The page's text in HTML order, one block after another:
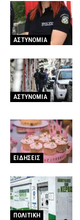
ΑΣΤΥΝΟΜΙΑ
ΑΣΤΥΝΟΜΙΑ
ΕΙΔΗΣΕΙΣ
ΠΟΛΙΤΙΚΗ